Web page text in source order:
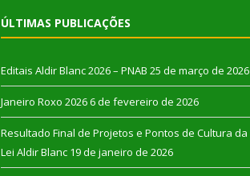
ÚLTIMAS PUBLICAÇÕES
Editais Aldir Blanc 2026 – PNAB 25 de março de 2026
Janeiro Roxo 2026 6 de fevereiro de 2026
Resultado Final de Projetos e Pontos de Cultura da
Lei Aldir Blanc 19 de janeiro de 2026